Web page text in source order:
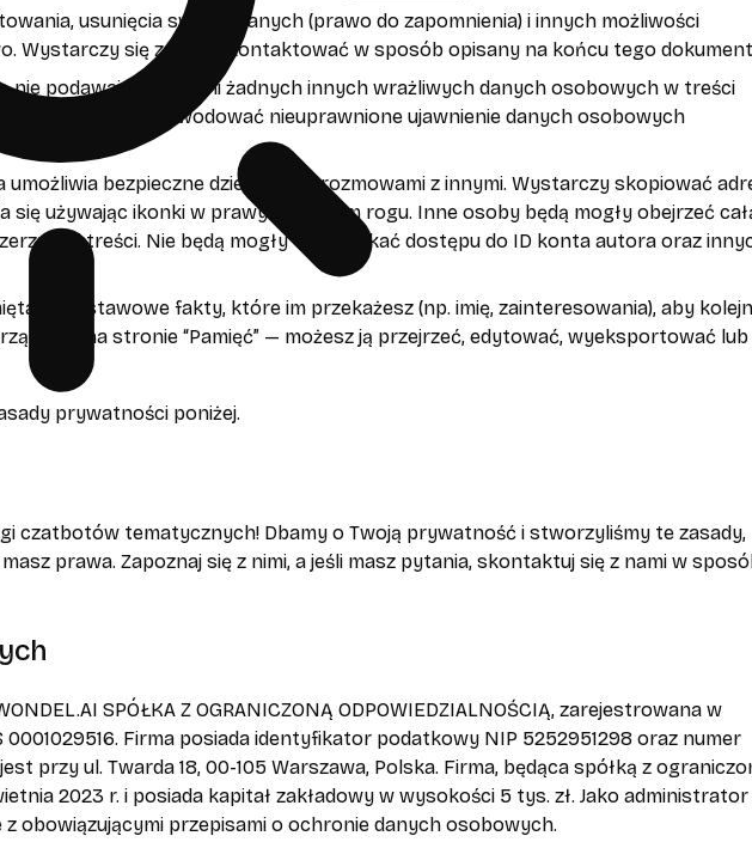
usunięcia swoich danych (prawo do zapomnienia) i innych możliwości
Wystarczy się z nami skontaktować w sposób opisany na końcu tego
nie podawaj Twoich ani żadnych innych wrażliwych danych osobowych w treści
i może spowodować nieuprawnione ujawnienie danych osobowych
umożliwia bezpieczne dzielenie się rozmowami z innymi. Wystarczy skopiować
się używając ikonki w prawym górnym rogu. Inne osoby będą mogły obejrzeć
jej treści. Nie będą mogły też uzyskać dostępu do ID konta autora oraz
podstawowe fakty, które im przekażesz (np. imię, zainteresowania), aby
na stronie “Pamięć” — możesz ją przejrzeć, edytować, wyeksportować lub
prywatności poniżej.
czatbotów tematycznych! Dbamy o Twoją prywatność i stworzyliśmy te zasady,
prawa. Zapoznaj się z nimi, a jeśli masz pytania, skontaktuj się z nami w
SPÓŁKA Z OGRANICZONĄ ODPOWIEDZIALNOŚCIĄ, zarejestrowana w
Firma posiada identyfikator podatkowy NIP 5252951298 oraz numer
przy ul. Twarda 18, 00-105 Warszawa, Polska. Firma, będąca spółką z
2023 r. i posiada kapitał zakładowy w wysokości 5 tys. zł. Jako administrator
obowiązującymi przepisami o ochronie danych osobowych.